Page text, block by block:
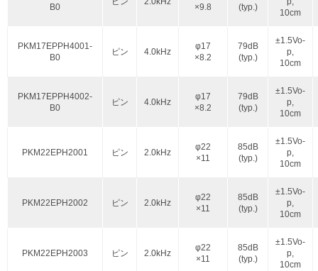
B0
×9.8
(typ.)
10cm
PKM17EPPH4001-
B0
ピン 4.0kHz
φ17
×8.2
79dB
(typ.)
±1.5Vo-
p,
10cm
PKM17EPPH4002-
B0
ピン 4.0kHz
φ17
×8.2
79dB
(typ.)
±1.5Vo-
p,
10cm
PKM22EPH2001 ピン 2.0kHz
φ22
×11
85dB
(typ.)
±1.5Vo-
p,
10cm
PKM22EPH2002 ピン 2.0kHz
φ22
×11
85dB
(typ.)
±1.5Vo-
p,
10cm
PKM22EPH2003 ピン 2.0kHz
φ22
×11
85dB
(typ.)
±1.5Vo-
p,
10cm